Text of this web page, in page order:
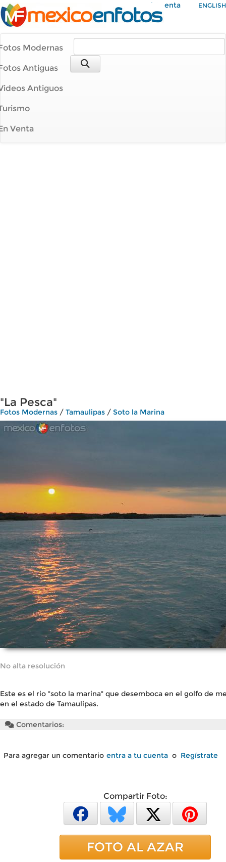
Mi Cuenta ENGLISH
Modernas
Antiguas
Antiguos
Venta
"La Pesca"
Fotos Modernas / Tamaulipas / Soto la Marina
No alta resolución
Este es el rio "soto la marina" que desemboca en el golfo de
en el estado de Tamaulipas.
Comentarios:
Para agregar un comentario entra a tu cuenta o Regístrate
Compartir Foto:
FOTO AL AZAR